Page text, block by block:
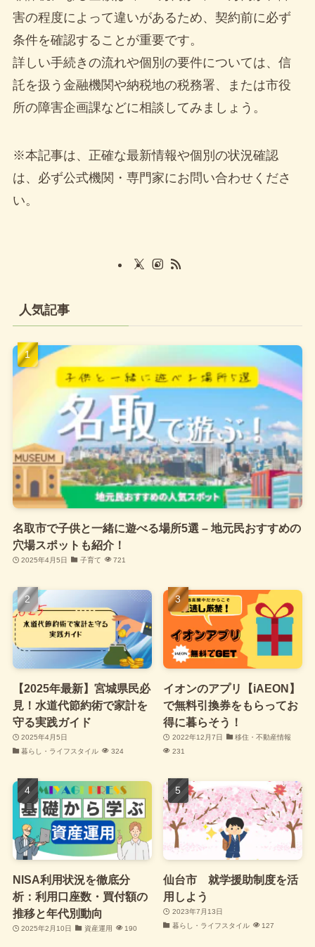
害の程度によって違いがあるため、契約前に必ず
条件を確認することが重要です。
詳しい手続きの流れや個別の要件については、信
託を扱う金融機関や納税地の税務署、または市役
所の障害企画課などに相談してみましょう。
※本記事は、正確な最新情報や個別の状況確認
は、必ず公式機関・専門家にお問い合わせくださ
い。
人気記事
名取市で子供と一緒に遊べる場所5選 – 地元民おすすめの
穴場スポットも紹介！
2025年4月5日 子育て 721
【2025年最新】宮城県民必
見！水道代節約術で家計を
守る実践ガイド
2025年4月5日
暮らし・ライフスタイル
324
イオンのアプリ【iAEON】
で無料引換券をもらってお
得に暮らそう！
2022年12月7日
移住・不動産情報
231
NISA利用状況を徹底分
析：利用口座数・買付額の
推移と年代別動向
2025年2月10日 資産運用 190
仙台市 就学援助制度を活
用しよう
2023年7月13日
暮らし・ライフスタイル
127